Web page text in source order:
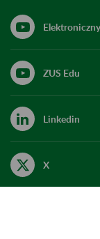
ZUS Edu
Linkedin
X